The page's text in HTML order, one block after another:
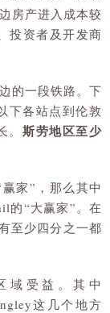
房产进入成本较
投资者及开发商
的一段铁路。下
下各站点到伦敦
斯劳地区至少
家”，那么其中
的“大赢家”。在
至少四分之一都
域受益。其中
这几个地方